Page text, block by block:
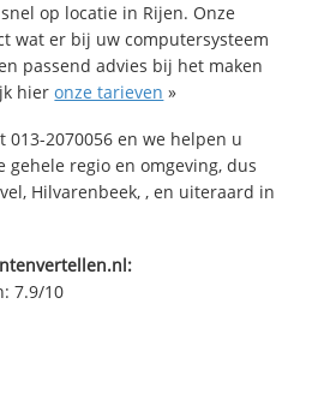
op locatie in Rijen. Onze
wat er bij uw computersysteem
passend advies bij het maken
hieronze tarieven »
013-2070056 en we helpen u
regio en omgeving, dus
Hilvarenbeek, , en uiteraard in
7.9/10